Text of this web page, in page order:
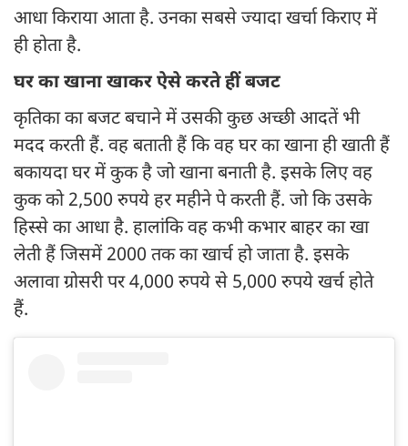
आधा किराया आता है. उनका सबसे ज्यादा खर्चा किराए में
ही होता है.
घर का खाना खाकर ऐसे करते हीं बजट
कृतिका का बजट बचाने में उसकी कुछ अच्छी आदतें भी
मदद करती हैं. वह बताती हैं कि वह घर का खाना ही खाती हैं
बकायदा घर में कुक है जो खाना बनाती है. इसके लिए वह
कुक को 2,500 रुपये हर महीने पे करती हैं. जो कि उसके
हिस्से का आधा है. हालांकि वह कभी कभार बाहर का खा
लेती हैं जिसमें 2000 तक का खार्च हो जाता है. इसके
अलावा ग्रोसरी पर 4,000 रुपये से 5,000 रुपये खर्च होते
हैं.